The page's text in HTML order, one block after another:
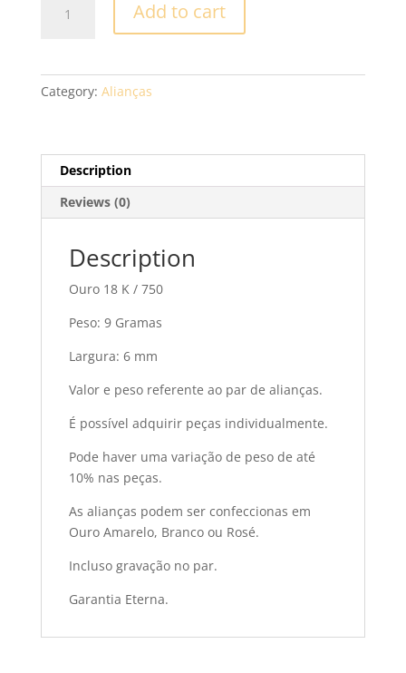
Casamento
Add to cart
Category: Alianças
Description
Reviews (0)
Description
Ouro 18 K / 750
Peso: 9 Gramas
Largura: 6 mm
Valor e peso referente ao par de alianças.
É possível adquirir peças individualmente.
Pode haver uma variação de peso de até
10% nas peças.
As alianças podem ser confeccionas em
Ouro Amarelo, Branco ou Rosé.
Incluso gravação no par.
Garantia Eterna.